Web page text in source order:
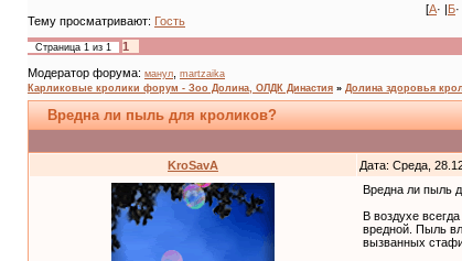
[А· |Б
Тему просматривают: Гость
Страница 1 из 1
1
Модератор форума: манул martzaika
Карликовые кролики форум - Зоо Долина, ОЛДК Династия » Долина здоровья
Вредна ли пыль для кроликов?
KroSavA Дата: Среда,
Вредна ли пыль
В воздухе
вредной. Пыль
вызванных